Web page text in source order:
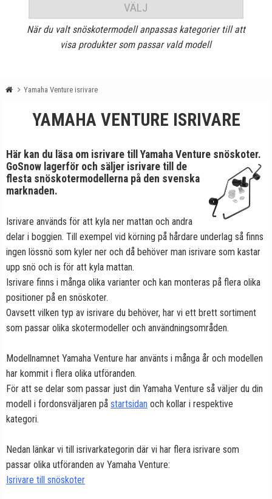
VÄLJ
När du valt snöskotermodell anpassas kategorier till att
visa produkter som passar vald modell
Yamaha Venture isrivare
YAMAHA VENTURE ISRIVARE
Här kan du läsa om isrivare till Yamaha Venture snöskoter.
GoSnow lagerför och säljer isrivare till de
flesta snöskotermodellerna på den svenska
marknaden.
Isrivare används för att kyla ner mattan och andra
delar i boggien. Till exempel vid körning på hårdare underlag så finns
ingen lössnö som kyler ner och då behöver man isrivare som kastar
upp snö och is för att kyla mattan.
Isrivare finns i många olika varianter och kan monteras på flera olika
positioner på en snöskoter.
Oavsett vilken typ av isrivare du behöver, har vi ett brett sortiment
som passar olika skotermodeller och användningsområden.
Modellnamnet Yamaha Venture har använts i många år och modellen
har kommit i flera olika utföranden.
För att se delar som passar just din Yamaha Venture så väljer du din
modell i fordonsväljaren på startsidan och kollar i respektive
kategori.
Nedan länkar vi till isrivarkategorin där vi har flera isrivare som
passar olika utföranden av Yamaha Venture:
Isrivare till snöskoter